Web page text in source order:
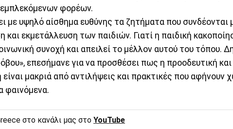
φορέων.
με υψηλό αίσθημα ευθύνης τα ζητήματα που συνδέονται
και εκμετάλλευση των παιδιών. Γιατί η παιδική
συνοχή και απειλεί το μέλλον αυτού του τόπου.
επεσήμανε για να προσθέσει πως η προοδευτική και
μακριά από αντιλήψεις και πρακτικές που αφήνουν
φαινόμενα.
στο κανάλι μας στο YouTube